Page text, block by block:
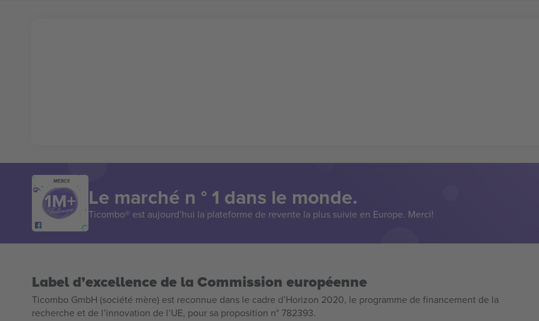
MERCI!
Le marché n ° 1 dans le monde.
Ticombo® est aujourd’hui la plateforme de revente la plus suivie en Europe. Merci!
Label d’excellence de la Commission européenne
Ticombo GmbH (société mère) est reconnue dans le cadre d’Horizon 2020, le programme de financement de la
recherche et de l’innovation de l’UE, pour sa proposition n° 782393.